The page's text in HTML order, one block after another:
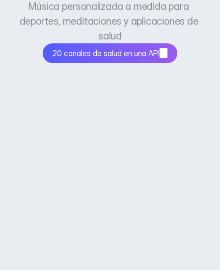
Música personalizada a medida para
deportes, meditaciones y aplicaciones de
salud
20 canales de salud en una API